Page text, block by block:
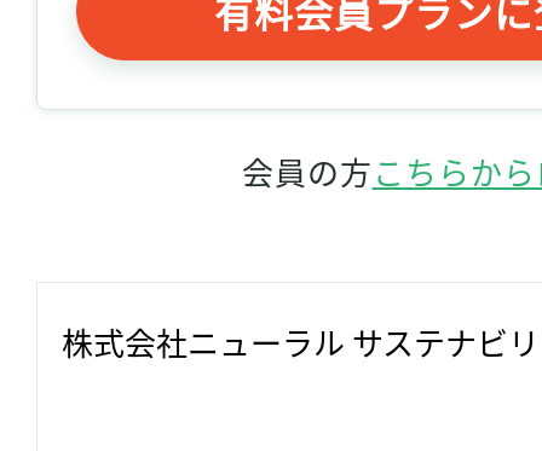
会員の方こちらか
株式会社ニューラル サステナビ